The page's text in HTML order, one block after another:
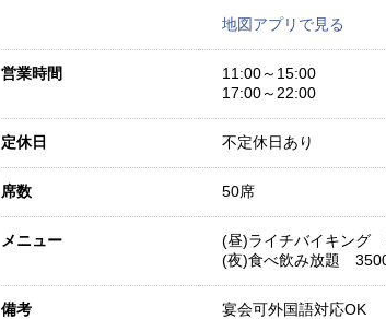
地図アプリで見る
営業時間
11:00～15:00
17:00～22:00
定休日 不定休日あり
席数 50席
メニュー
(昼)ライチバイキング
(夜)食べ飲み放題
備考 宴会可外国語対応OK